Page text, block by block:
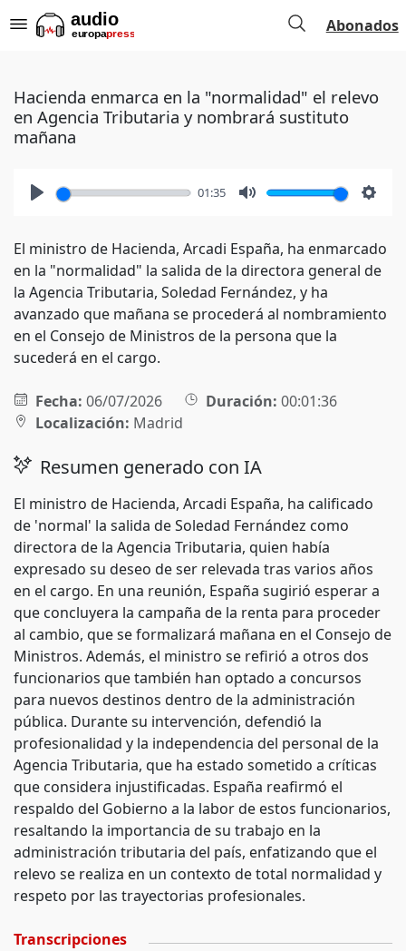
Abonados
Hacienda enmarca en la "normalidad" el relevo
en Agencia Tributaria y nombrará sustituto
mañana
01:35
El ministro de Hacienda, Arcadi España, ha enmarcado
en la "normalidad" la salida de la directora general de
la Agencia Tributaria, Soledad Fernández, y ha
avanzado que mañana se procederá al nombramiento
en el Consejo de Ministros de la persona que la
sucederá en el cargo.
Fecha: 06/07/2026 Duración: 00:01:36
Localización: Madrid
Resumen generado con IA
El ministro de Hacienda, Arcadi España, ha calificado
de 'normal' la salida de Soledad Fernández como
directora de la Agencia Tributaria, quien había
expresado su deseo de ser relevada tras varios años
en el cargo. En una reunión, España sugirió esperar a
que concluyera la campaña de la renta para proceder
al cambio, que se formalizará mañana en el Consejo de
Ministros. Además, el ministro se refirió a otros dos
funcionarios que también han optado a concursos
para nuevos destinos dentro de la administración
pública. Durante su intervención, defendió la
profesionalidad y la independencia del personal de la
Agencia Tributaria, que ha estado sometido a críticas
que considera injustificadas. España reafirmó el
respaldo del Gobierno a la labor de estos funcionarios,
resaltando la importancia de su trabajo en la
administración tributaria del país, enfatizando que el
relevo se realiza en un contexto de total normalidad y
respeto por las trayectorias profesionales.
Transcripciones